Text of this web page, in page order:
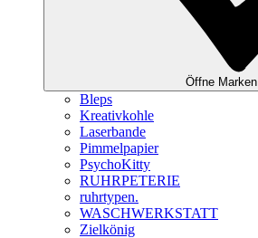
Öffne Marken
Bleps
Kreativkohle
Laserbande
Pimmelpapier
PsychoKitty
RUHRPETERIE
ruhrtypen.
WASCHWERKSTATT
Zielkönig